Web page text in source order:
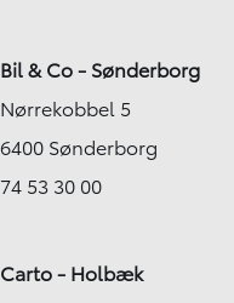
Bil & Co - Sønderborg
Nørrekobbel 5
6400 Sønderborg
74 53 30 00
Carto - Holbæk